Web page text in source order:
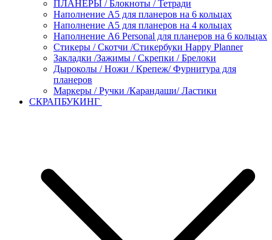
ПЛАНЕРЫ / Блокноты / Тетради
Наполнение А5 для планеров на 6 кольцах
Наполнение А5 для планеров на 4 кольцах
Наполнение А6 Personal для планеров на 6 кольцах
Стикеры / Скотчи /Стикербуки Happy Planner
Закладки /Зажимы / Скрепки / Брелоки
Дыроколы / Ножи / Крепеж/ Фурнитура для
планеров
Маркеры / Ручки /Карандаши/ Ластики
СКРАПБУКИНГ